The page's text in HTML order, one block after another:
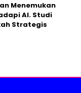
Menemukan
AI. Studi
Strategis